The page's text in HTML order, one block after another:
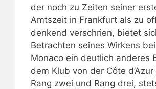
der noch zu Zeiten seiner
Amtszeit in Frankfurt als zu
denkend verschrien, bietet
Betrachten seines Wirkens
Monaco ein deutlich anderes
dem Klub von der Côte
Rang zwei und Rang drei,